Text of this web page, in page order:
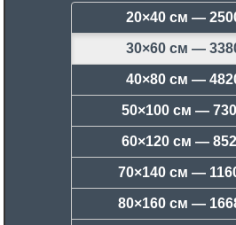
20×40 см —
30×60 см —
40×80 см —
50×100 см —
60×120 см —
70×140 см —
80×160 см —